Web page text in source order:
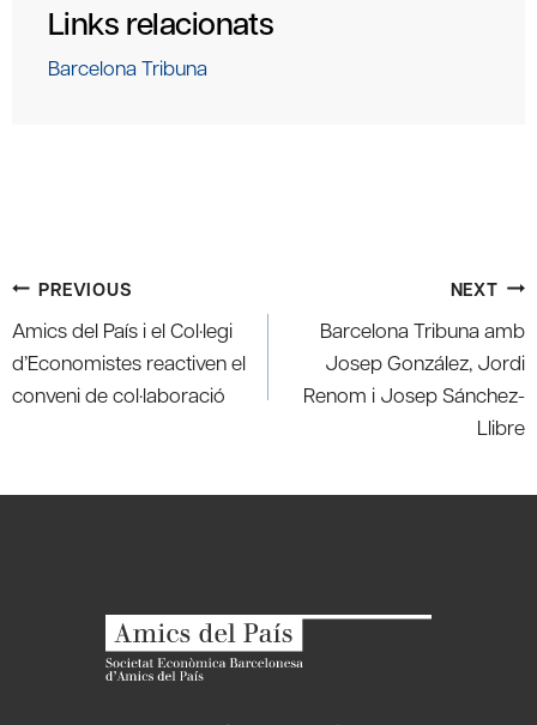
Links relacionats
Barcelona Tribuna
Post
navigation
PREVIOUS
Amics del País i el Col·legi
d’Economistes reactiven el
conveni de col·laboració
NEXT
Barcelona Tribuna amb
Josep González, Jordi
Renom i Josep Sánchez-
Llibre